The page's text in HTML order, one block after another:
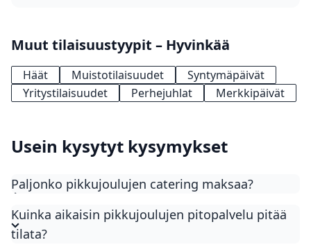
Muut tilaisuustyypit – Hyvinkää
Häät Muistotilaisuudet
Syntymäpäivät
Yritystilaisuudet
Perhejuhlat Merkkipäivät
Usein kysytyt kysymykset
Paljonko pikkujoulujen catering maksaa?
€/henkilö joulubuffet-menulla. Perinteinen
pikkujoulumenu on 38–44 €/hlö ja premium-
Kuinka aikaisin pikkujoulujen pitopalvelu pitää
tilata?